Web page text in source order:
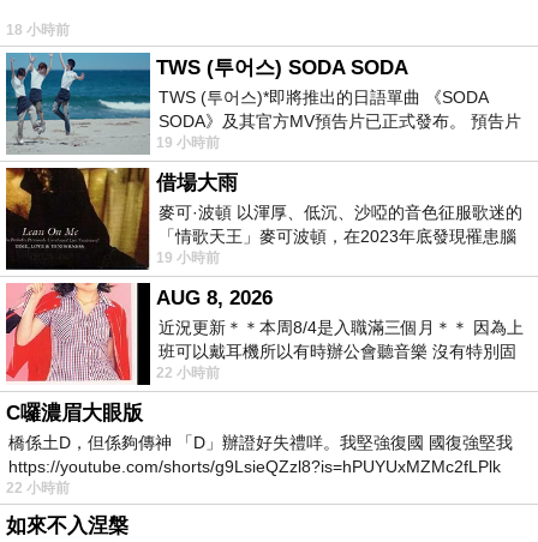
18 小時前
TWS (투어스) SODA SODA
TWS (투어스)*即將推出的日語單曲 《SODA
SODA》及其官方MV預告片已正式發布。 預告片
一經發布， 就引發了粉絲們對這次夏季回
19 小時前
借場大雨
麥可·波頓 以渾厚、低沉、沙啞的音色征服歌迷的
「情歌天王」麥可波頓，在2023年底發現罹患腦
瘤「祈禱早日康復，一切都好」。
19 小時前
AUG 8, 2026
近況更新＊＊本周8/4是入職滿三個月＊＊ 因為上
班可以戴耳機所以有時辦公會聽音樂 沒有特別固
定哪天但就是一周某一天會固定聽'90
22 小時前
C囉濃眉大眼版
橋係土D，但係夠傳神 「D」辦證好失禮咩。我堅強復國 國復強堅我
https://youtube.com/shorts/g9LsieQZzl8?is=hPUYUxMZMc2fLPlk
22 小時前
如來不入涅槃